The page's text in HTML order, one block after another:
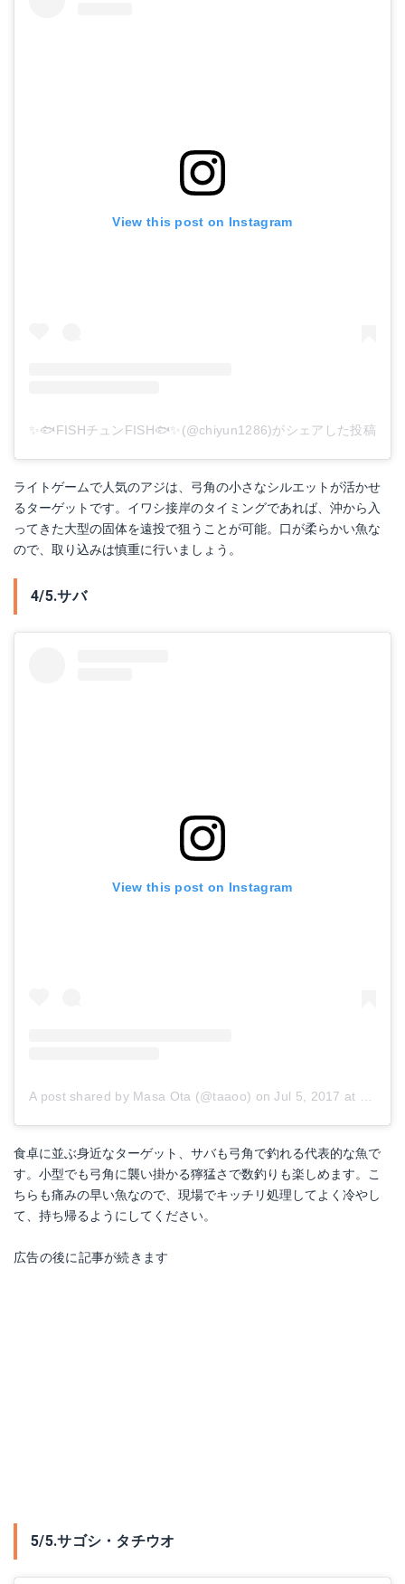
View this post on Instagram
✨🐟FISHチュンFISH🐟✨(@chiyun1286)がシェアした投稿
ライトゲームで人気のアジは、弓角の小さなシルエットが活かせ
るターゲットです。イワシ接岸のタイミングであれば、沖から入
ってきた大型の固体を遠投で狙うことが可能。口が柔らかい魚な
ので、取り込みは慎重に行いましょう。
4/5.サバ
View this post on Instagram
A post shared by Masa Ota (@taaoo) onJul 5, 2017 at 6:43pm PDT
食卓に並ぶ身近なターゲット、サバも弓角で釣れる代表的な魚で
す。小型でも弓角に襲い掛かる獰猛さで数釣りも楽しめます。こ
ちらも痛みの早い魚なので、現場でキッチリ処理してよく冷やし
て、持ち帰るようにしてください。
広告の後に記事が続きます
5/5.サゴシ・タチウオ